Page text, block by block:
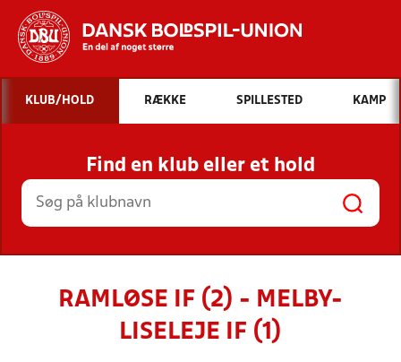
Hvad vil du søge efter?
INDHOLD OG NYHEDER
STILLINGER, RESULTATER, KLUBBER OG
HOLD
KLUB/HOLD RÆKKE SPILLESTED KAMP
Find en klub eller et hold
RAMLØSE IF (2) - MELBY-
LISELEJE IF (1)